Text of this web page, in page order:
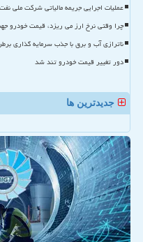
عملیات اجرایی جریمه مالیاتی شرکت ملی
چرا وقتی نرخ ارز می ریزد، قیمت خودرو
ناترازی آب و برق با جذب سرمایه گذاری
دور تغییر قیمت خودرو تند شد
جدیدترین ها